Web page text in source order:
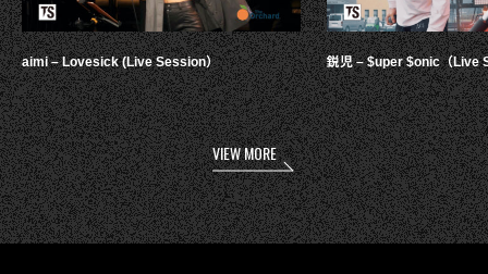
aimi – Lovesick (Live Session） 鋭児 – $uper $onic（Live
VIEW MORE